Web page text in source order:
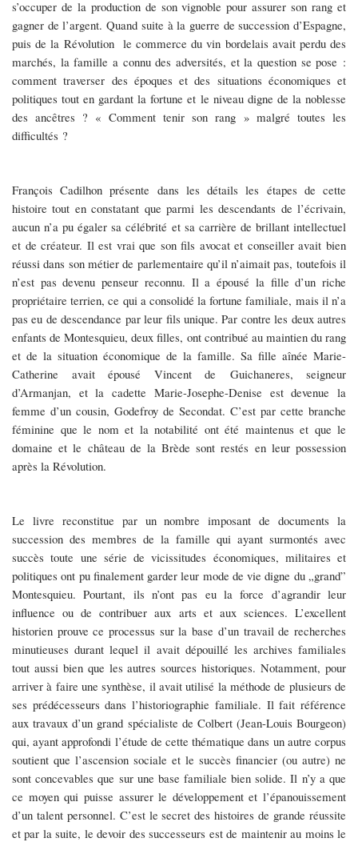
s’occuper de la production de son vignoble pour assurer son rang et
gagner de l’argent. Quand suite à la guerre de succession d’Espagne,
puis de la Révolution le commerce du vin bordelais avait perdu des
marchés, la famille a connu des adversités, et la question se pose :
comment traverser des époques et des situations économiques et
politiques tout en gardant la fortune et le niveau digne de la noblesse
des ancêtres ? « Comment tenir son rang » malgré toutes les
difficultés ?
François Cadilhon présente dans les détails les étapes de cette
histoire tout en constatant que parmi les descendants de l’écrivain,
aucun n’a pu égaler sa célébrité et sa carrière de brillant intellectuel
et de créateur. Il est vrai que son fils avocat et conseiller avait bien
réussi dans son métier de parlementaire qu’il n’aimait pas, toutefois il
n’est pas devenu penseur reconnu. Il a épousé la fille d’un riche
propriétaire terrien, ce qui a consolidé la fortune familiale, mais il n’a
pas eu de descendance par leur fils unique. Par contre les deux autres
enfants de Montesquieu, deux filles, ont contribué au maintien du rang
et de la situation économique de la famille. Sa fille aînée Marie-
Catherine avait épousé Vincent de Guichaneres, seigneur
d’Armanjan, et la cadette Marie-Josephe-Denise est devenue la
femme d’un cousin, Godefroy de Secondat. C’est par cette branche
féminine que le nom et la notabilité ont été maintenus et que le
domaine et le château de la Brède sont restés en leur possession
après la Révolution.
Le livre reconstitue par un nombre imposant de documents la
succession des membres de la famille qui ayant surmontés avec
succès toute une série de vicissitudes économiques, militaires et
politiques ont pu finalement garder leur mode de vie digne du „grand”
Montesquieu. Pourtant, ils n’ont pas eu la force d’agrandir leur
influence ou de contribuer aux arts et aux sciences. L’excellent
historien prouve ce processus sur la base d’un travail de recherches
minutieuses durant lequel il avait dépouillé les archives familiales
tout aussi bien que les autres sources historiques. Notamment, pour
arriver à faire une synthèse, il avait utilisé la méthode de plusieurs de
ses prédécesseurs dans l’historiographie familiale. Il fait référence
aux travaux d’un grand spécialiste de Colbert (Jean-Louis Bourgeon)
qui, ayant approfondi l’étude de cette thématique dans un autre corpus
soutient que l’ascension sociale et le succès financier (ou autre) ne
sont concevables que sur une base familiale bien solide. Il n’y a que
ce moyen qui puisse assurer le développement et l’épanouissement
d’un talent personnel. C’est le secret des histoires de grande réussite
et par la suite, le devoir des successeurs est de maintenir au moins le